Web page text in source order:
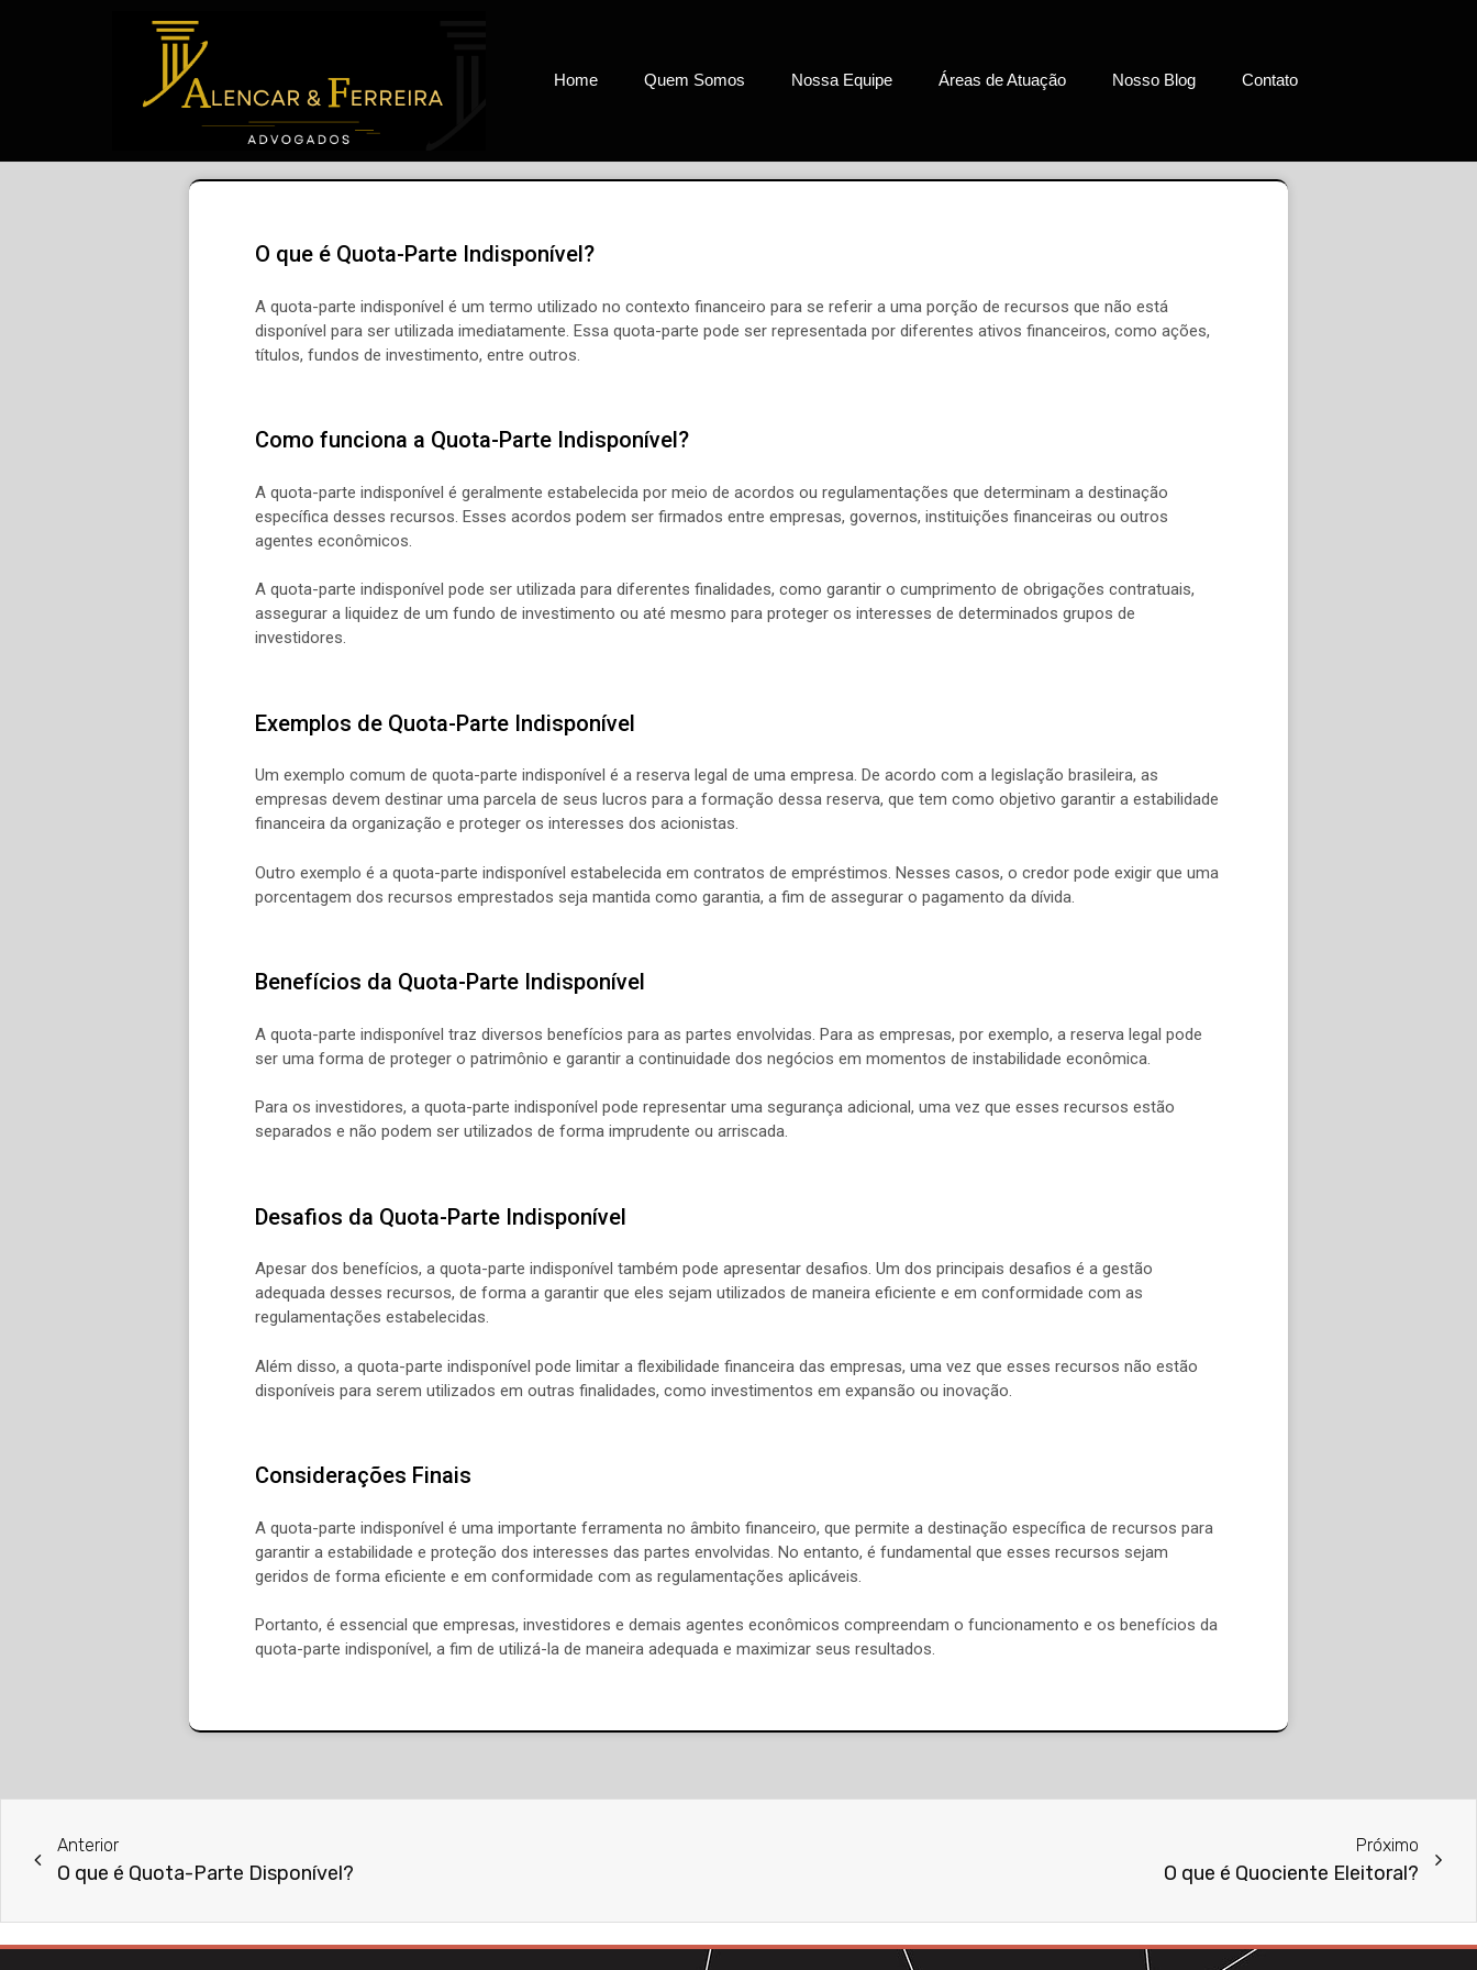
Home Quem Somos Nossa Equipe Áreas de Atuação Nosso Blog Contato
O que é Quota-Parte Indisponível?
A quota-parte indisponível é um termo utilizado no contexto financeiro para se referir a uma porção de recursos que não está
disponível para ser utilizada imediatamente. Essa quota-parte pode ser representada por diferentes ativos financeiros, como ações,
títulos, fundos de investimento, entre outros.
Como funciona a Quota-Parte Indisponível?
A quota-parte indisponível é geralmente estabelecida por meio de acordos ou regulamentações que determinam a destinação
específica desses recursos. Esses acordos podem ser firmados entre empresas, governos, instituições financeiras ou outros
agentes econômicos.
A quota-parte indisponível pode ser utilizada para diferentes finalidades, como garantir o cumprimento de obrigações contratuais,
assegurar a liquidez de um fundo de investimento ou até mesmo para proteger os interesses de determinados grupos de
investidores.
Exemplos de Quota-Parte Indisponível
Um exemplo comum de quota-parte indisponível é a reserva legal de uma empresa. De acordo com a legislação brasileira, as
empresas devem destinar uma parcela de seus lucros para a formação dessa reserva, que tem como objetivo garantir a estabilidade
financeira da organização e proteger os interesses dos acionistas.
Outro exemplo é a quota-parte indisponível estabelecida em contratos de empréstimos. Nesses casos, o credor pode exigir que uma
porcentagem dos recursos emprestados seja mantida como garantia, a fim de assegurar o pagamento da dívida.
Benefícios da Quota-Parte Indisponível
A quota-parte indisponível traz diversos benefícios para as partes envolvidas. Para as empresas, por exemplo, a reserva legal pode
ser uma forma de proteger o patrimônio e garantir a continuidade dos negócios em momentos de instabilidade econômica.
Para os investidores, a quota-parte indisponível pode representar uma segurança adicional, uma vez que esses recursos estão
separados e não podem ser utilizados de forma imprudente ou arriscada.
Desafios da Quota-Parte Indisponível
Apesar dos benefícios, a quota-parte indisponível também pode apresentar desafios. Um dos principais desafios é a gestão
adequada desses recursos, de forma a garantir que eles sejam utilizados de maneira eficiente e em conformidade com as
regulamentações estabelecidas.
Além disso, a quota-parte indisponível pode limitar a flexibilidade financeira das empresas, uma vez que esses recursos não estão
disponíveis para serem utilizados em outras finalidades, como investimentos em expansão ou inovação.
Considerações Finais
A quota-parte indisponível é uma importante ferramenta no âmbito financeiro, que permite a destinação específica de recursos para
garantir a estabilidade e proteção dos interesses das partes envolvidas. No entanto, é fundamental que esses recursos sejam
geridos de forma eficiente e em conformidade com as regulamentações aplicáveis.
Portanto, é essencial que empresas, investidores e demais agentes econômicos compreendam o funcionamento e os benefícios da
quota-parte indisponível, a fim de utilizá-la de maneira adequada e maximizar seus resultados.
Anterior
O que é Quota-Parte Disponível?
Próximo
O que é Quociente Eleitoral?